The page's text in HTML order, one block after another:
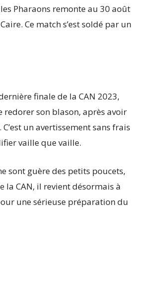
Pharaons remonte au 30 août
Ce match s’est soldé par un
finale de la CAN 2023,
redorer son blason, après avoir
un avertissement sans frais
vaille que vaille.
sont guère des petits poucets,
la CAN, il revient désormais à
une sérieuse préparation du